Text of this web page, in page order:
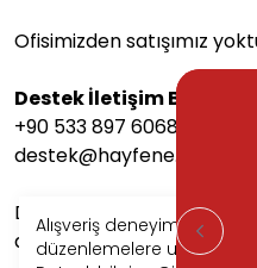
Alışveriş deneyiminizi
düzenlemelere uygun
Ofisimizden satışımız
Destek İletişim Bilgileri
+90 533 897 6068
destek@hayfene.com
Destek saatlerimiz
arasındadır.